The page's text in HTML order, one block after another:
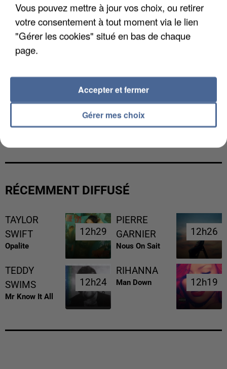
UNE TOURISTE DE L’OISE EMPORTÉE PAR UNE
RÉCEMMENT DIFFUSÉ
TAYLOR
SWIFT
Opalite
12h29
12h29
PIERRE
GARNIER
Nous On Sait
12h26
12h26
TEDDY
SWIMS
Mr Know It All
12h24
12h24
RIHANNA
Man Down 12h19
12h19
Vous pouvez mettre à jour vos choix, ou retirer
votre consentement à tout moment via le lien
"Gérer les cookies" situé en bas de chaque
page.
Gérer mes choix
Accepter et fermer